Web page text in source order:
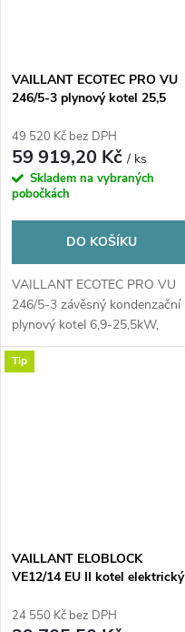
VAILLANT ECOTEC PRO VU
246/5-3 plynový kotel 25,5
49 520 Kč bez DPH
59 919,20 Kč/ ks
Skladem na vybraných
pobočkách
DO KOŠÍKU
VAILLANT ECOTEC PRO VU
246/5-3 závěsný kondenzační
plynový kotel 6,9-25,5kW,
odtah spalin...
Tip
VAILLANT ELOBLOCK
VE12/14 EU II kotel elektrický
24 550 Kč bez DPH